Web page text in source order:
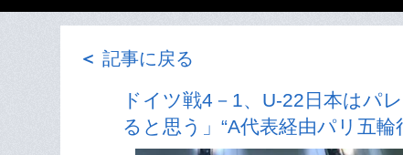
＜ 記事に戻る
ドイツ戦4－1、U-22日本はパ
ると思う」“A代表経由パリ五